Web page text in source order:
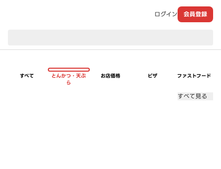
ログイン 会員登録
すべて
とんかつ・天ぷ
ら
お店価格 ピザ ファストフード
すべて見る